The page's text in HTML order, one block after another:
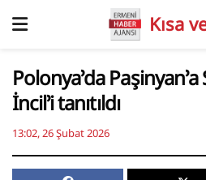
Kısa
Polonya’da
İncil’i tanıtıldı
13:02, 26 Şubat 2026